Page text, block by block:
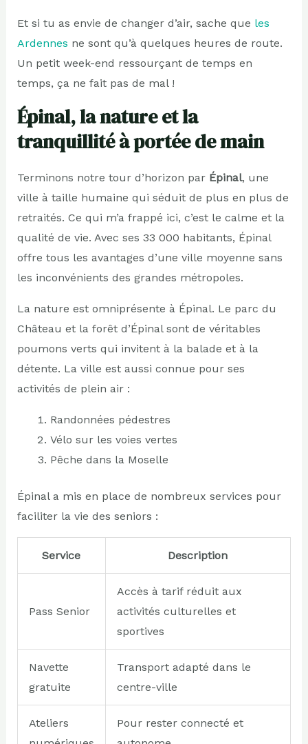
Et si tu as envie de changer d’air, sache que les
Ardennes ne sont qu’à quelques heures de route.
Un petit week-end ressourçant de temps en
temps, ça ne fait pas de mal !
Épinal, la nature et la
tranquillité à portée de main
Terminons notre tour d’horizon par Épinal, une
ville à taille humaine qui séduit de plus en plus de
retraités. Ce qui m’a frappé ici, c’est le calme et la
qualité de vie. Avec ses 33 000 habitants, Épinal
offre tous les avantages d’une ville moyenne sans
les inconvénients des grandes métropoles.
La nature est omniprésente à Épinal. Le parc du
Château et la forêt d’Épinal sont de véritables
poumons verts qui invitent à la balade et à la
détente. La ville est aussi connue pour ses
activités de plein air :
Randonnées pédestres
Vélo sur les voies vertes
Pêche dans la Moselle
Épinal a mis en place de nombreux services pour
faciliter la vie des seniors :
Service Description
Pass Senior
Accès à tarif réduit aux
activités culturelles et
sportives
Navette
gratuite
Transport adapté dans le
centre-ville
Ateliers
Pour rester connecté et